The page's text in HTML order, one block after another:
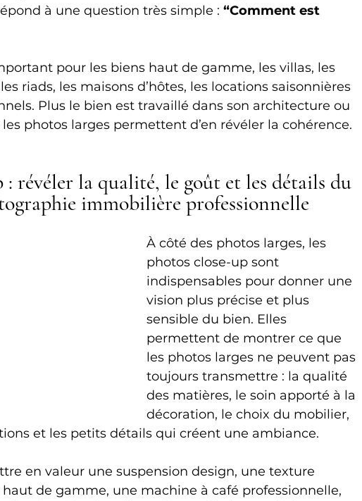
à une question très simple : “Comment est
pour les biens haut de gamme, les villas, les
riads, les maisons d’hôtes, les locations saisonnières
Plus le bien est travaillé dans son architecture ou
photos larges permettent d’en révéler la cohérence.
: révéler la qualité, le goût et les détails du
immobilière professionnelle
À côté des photos larges, les
photos close-up sont
indispensables pour donner une
vision plus précise et plus
sensible du bien. Elles
permettent de montrer ce que
les photos larges ne peuvent pas
toujours transmettre : la qualité
des matières, le soin apporté à la
décoration, le choix du mobilier,
et les petits détails qui créent une ambiance.
en valeur une suspension design, une texture
de gamme, une machine à café professionnelle,